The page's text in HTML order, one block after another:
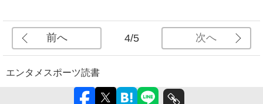
前へ 4/5 次へ
エンタメ スポーツ読書